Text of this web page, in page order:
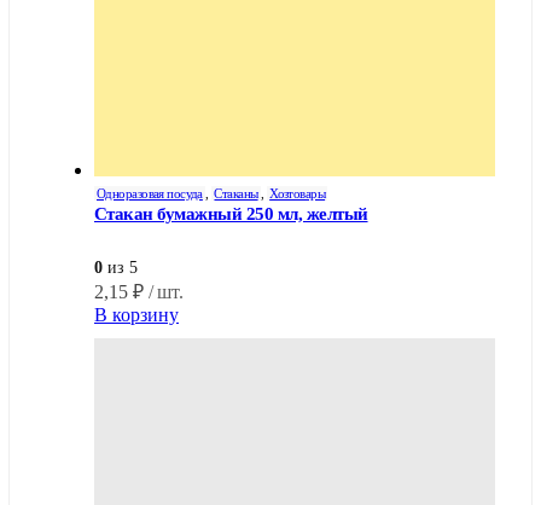
Одноразовая посуда Стаканы Хозтовары
Стакан бумажный 250 мл, желтый
0 из 5
2,15 ₽ / шт.
В корзину